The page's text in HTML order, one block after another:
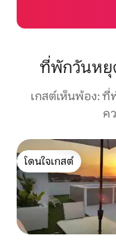
ที่พักวันหยุ
เกสต์เห็นพ้อง:
ค
โดนใจเกสต์
โดนใจเกสต์